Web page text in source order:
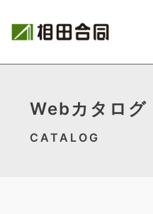
Webカタログ
CATALOG